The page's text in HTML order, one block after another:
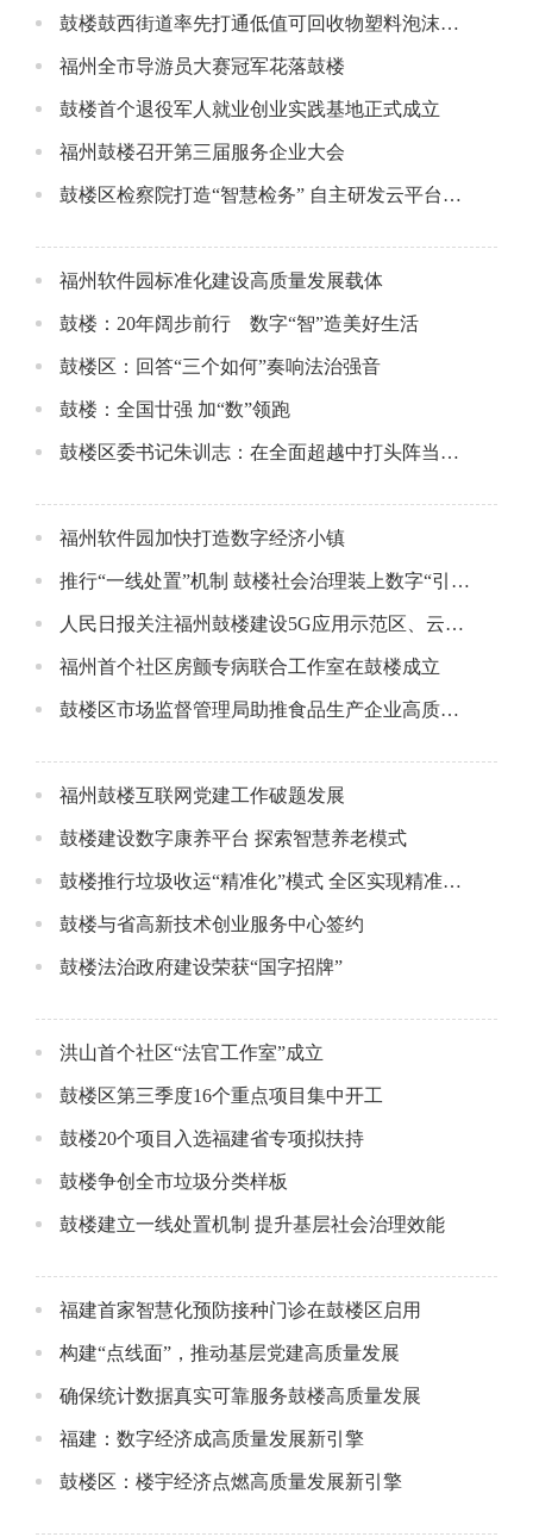
鼓楼鼓西街道率先打通低值可回收物塑料泡沫规范收运通道
福州全市导游员大赛冠军花落鼓楼
鼓楼首个退役军人就业创业实践基地正式成立
福州鼓楼召开第三届服务企业大会
鼓楼区检察院打造“智慧检务” 自主研发云平台获奖
福州软件园标准化建设高质量发展载体
鼓楼：20年阔步前行 数字“智”造美好生活
鼓楼区：回答“三个如何”奏响法治强音
鼓楼：全国廿强 加“数”领跑
鼓楼区委书记朱训志：在全面超越中打头阵当先锋作表率
福州软件园加快打造数字经济小镇
推行“一线处置”机制 鼓楼社会治理装上数字“引擎”
人民日报关注福州鼓楼建设5G应用示范区、云服务优势区
福州首个社区房颤专病联合工作室在鼓楼成立
鼓楼区市场监督管理局助推食品生产企业高质量发展
福州鼓楼互联网党建工作破题发展
鼓楼建设数字康养平台 探索智慧养老模式
鼓楼推行垃圾收运“精准化”模式 全区实现精准收运全覆盖
鼓楼与省高新技术创业服务中心签约
鼓楼法治政府建设荣获“国字招牌”
洪山首个社区“法官工作室”成立
鼓楼区第三季度16个重点项目集中开工
鼓楼20个项目入选福建省专项拟扶持
鼓楼争创全市垃圾分类样板
鼓楼建立一线处置机制 提升基层社会治理效能
福建首家智慧化预防接种门诊在鼓楼区启用
构建“点线面”，推动基层党建高质量发展
确保统计数据真实可靠服务鼓楼高质量发展
福建：数字经济成高质量发展新引擎
鼓楼区：楼宇经济点燃高质量发展新引擎